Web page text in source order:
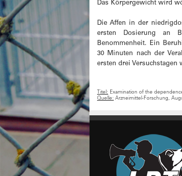
Das Körpergewicht wird
Die Affen in der
ersten Dosierung an
Benommenheit. Ein
30 Minuten nach der
ersten drei Versuchstagen
Titel: Examination of the
Quelle: Arzneimittel-Forschung,